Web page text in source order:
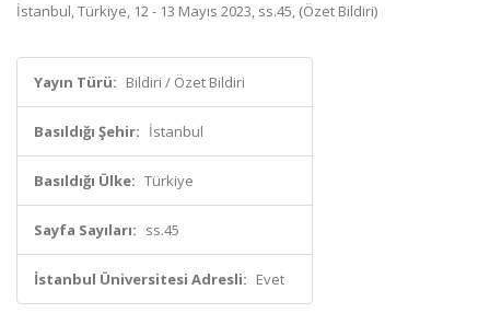
İstanbul, Türkiye, 12 - 13 Mayıs 2023, ss.45, (Özet Bildiri)
Yayın Türü: Bildiri / Özet Bildiri
Basıldığı Şehir: İstanbul
Basıldığı Ülke: Türkiye
Sayfa Sayıları: ss.45
İstanbul Üniversitesi Adresli: Evet